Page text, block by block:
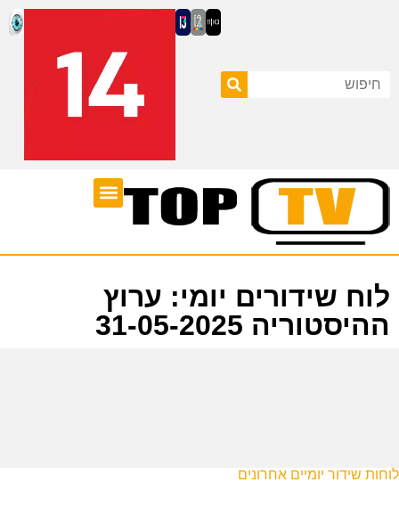
לוח שידורים יומי: ערוץ
ההיסטוריה 31-05-2025
לוחות שידור יומיים אחרונים